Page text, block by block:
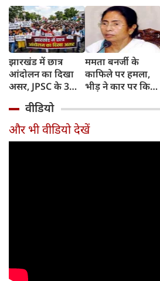
झारखंड में छात्र
आंदोलन का दिखा
असर, JPSC के 3
इस्‍तीफा, प्रदर्शन को
लेकर क्या बोले CM
हेमंत सोरेन?
ममता बनर्जी के
काफिले पर हमला,
भीड़ ने कार पर किया
पुलिस पर लगा यह
आरोप
वीडियो
और भी वीडियो देखें